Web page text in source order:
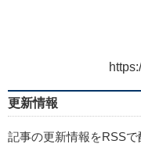
更新情報
記事の更新情報をRSS